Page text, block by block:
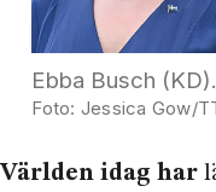
Ebba Busch (KD).
Jessica Gow/
Världen idag har